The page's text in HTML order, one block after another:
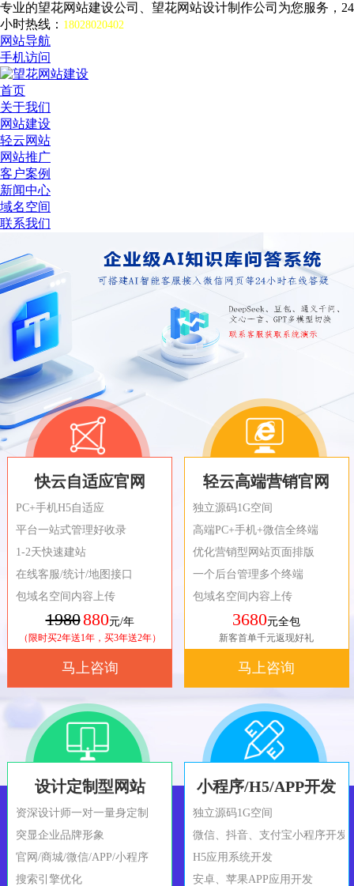
专业的望花网站建设公司、望花网站设计制作公司为您服务，24
小时热线： 18028020402
网站导航
手机访问
首页
关于我们
网站建设
轻云网站
网站推广
客户案例
新闻中心
域名空间
联系我们
快云自适应官网
PC+手机H5自适应
平台一站式管理好收录
1-2天快速建站
在线客服/统计/地图接口
包域名空间内容上传
1980880元/年
（限时买2年送1年，买3年送2年）
马上咨询
轻云高端营销官网
独立源码1G空间
高端PC+手机+微信全终端
优化营销型网站页面排版
一个后台管理多个终端
包域名空间内容上传
3680元全包
新客首单千元返现好礼
马上咨询
设计定制型网站
资深设计师一对一量身定制
突显企业品牌形象
官网/商城/微信/APP/小程序
搜索引擎优化
小程序/H5/APP开发
独立源码1G空间
微信、抖音、支付宝小程序开发
H5应用系统开发
安卓、苹果APP应用开发